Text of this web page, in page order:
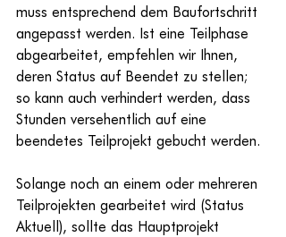
muss entsprechend dem Baufortschritt
angepasst werden. Ist eine Teilphase
abgearbeitet, empfehlen wir Ihnen,
deren Status auf Beendet zu stellen;
so kann auch verhindert werden, dass
Stunden versehentlich auf eine
beendetes Teilprojekt gebucht werden.
Solange noch an einem oder mehreren
Teilprojekten gearbeitet wird (Status
Aktuell), sollte das Hauptprojekt